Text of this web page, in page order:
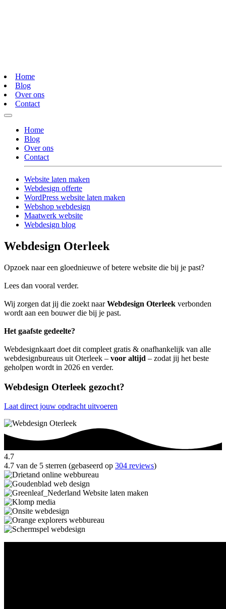
Home
Blog
Over ons
Contact
Home
Blog
Over ons
Contact
Website laten maken
Webdesign offerte
WordPress website laten maken
Webshop webdesign
Maatwerk website
Webdesign blog
Webdesign Oterleek
Opzoek naar een gloednieuwe of betere website die bij je past?
Lees dan vooral verder.
Wij zorgen dat jij die zoekt naarWebdesign Oterleek verbonden
wordt aan een bouwer die bij je past.
Het gaafste gedeelte?
Webdesignkaart doet dit compleet gratis & onafhankelijk van alle
webdesignbureaus uit Oterleek – voor altijd – zodat jij het beste
geholpen wordt in 2026 en verder.
Webdesign Oterleek gezocht?
Laat direct jouw opdracht uitvoeren
4.7
4.7 van de 5 sterren (gebaseerd op 304 reviews)